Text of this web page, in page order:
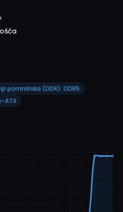
pomnilnika (DDR): DDR5
ATX